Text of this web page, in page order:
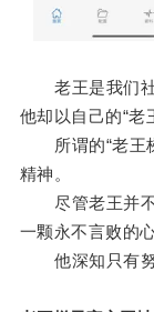
老王是我们社
他却以自己的“老
所谓的“老王梯
精神。
尽管老王并不
一颗永不言败的心
他深知只有努